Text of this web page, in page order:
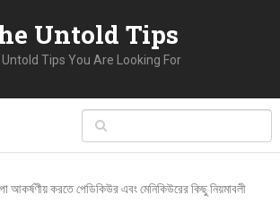
Untold Tips
Tips You Are Looking For
আকর্ষণীয় করতে পেডিকিউর এবং মেনিকিউরের কিছু নিয়মাবলী